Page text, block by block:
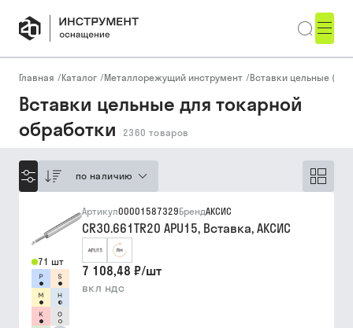
Главная /Каталог /Металлорежущий инструмент /Вставки цельные
Вставки цельные для токарной
обработки
2360 товаров
по наличию
71 шт
Артикул00001587329БрендАКСИС
CR30.661TR20 APU15, Вставка, АКСИС
7 108,48 ₽/шт
вкл ндс